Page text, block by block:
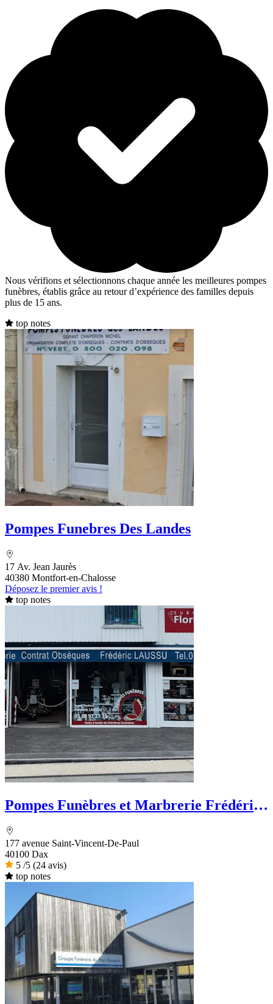
Nous vérifions et sélectionnons chaque année les meilleures pompes
funèbres, établis grâce au retour d’expérience des familles depuis
plus de 15 ans.
top notes
Pompes Funebres Des Landes
17 Av. Jean Jaurès
40380 Montfort-en-Chalosse
Déposez le premier avis !
top notes
Pompes Funèbres et Marbrerie Frédéric
177 avenue Saint-Vincent-De-Paul
40100 Dax
5 /5 (24 avis)
top notes